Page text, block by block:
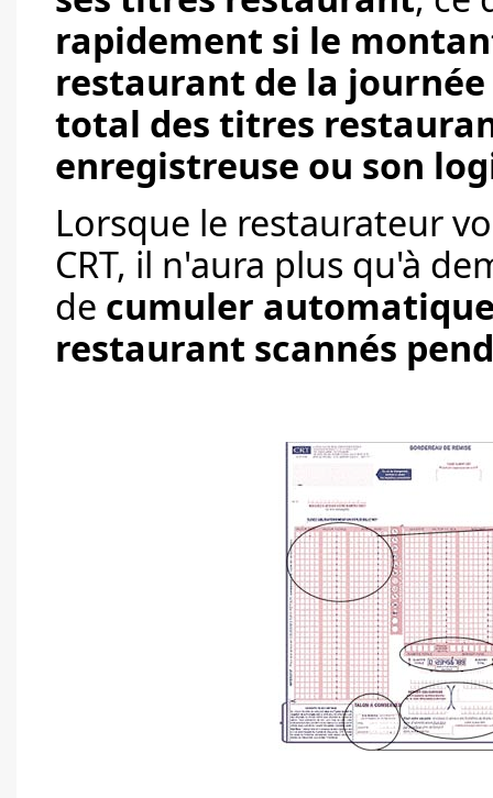
rapidement si le
restaurant de la
total des titres
enregistreuse ou son
Lorsque le restaurateur
CRT, il n'aura plus qu'à
de cumuler
restaurant scannés